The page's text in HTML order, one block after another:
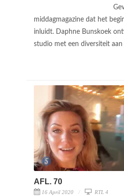
middagmagazine dat het
inluidt. Daphne Bunskoek
studio met een diversiteit
AFL. 70
16 April 2020 RTL 4